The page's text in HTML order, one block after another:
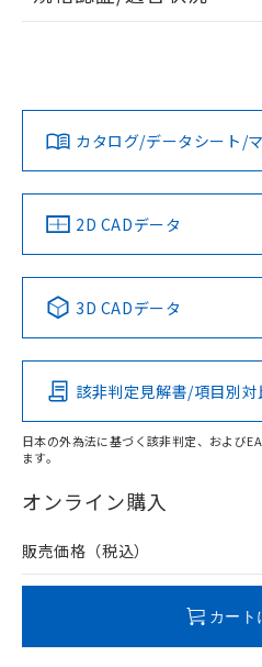
ログイン/
ダウンロードデータをご利用い
みください。
ソフトウェアの使用条件
EU RoHS 注意事項・凡例
対応済み
中国 RoHS 注意事項・凡例
Pb Hg
O
在庫等で未対応品が混在する
問い合わせください。
LR型式承認
（イギリス
船舶規格）
DNV型式承認
（ノルウェー
No No
この製品の
その他の認証はこちら
カタログ/データシート/
2D CADデータ
3D CADデータ
該非判定見解書/項目別対
日本の外為法に基づく該非判定、および
ます。
オンライン購入
販売価格（税込）
カート
欄に対応日を記載してお